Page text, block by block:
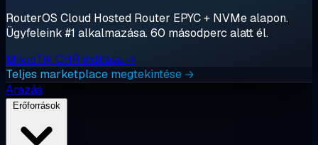
RouterOS Cloud Hosted Router EPYC + NVMe alapon.
Ügyfeleink #1 alkalmazása. 60 másodperc alatt él.
MikroTik CHR indítása →
Teljes marketplace megtekintése →
Árazás